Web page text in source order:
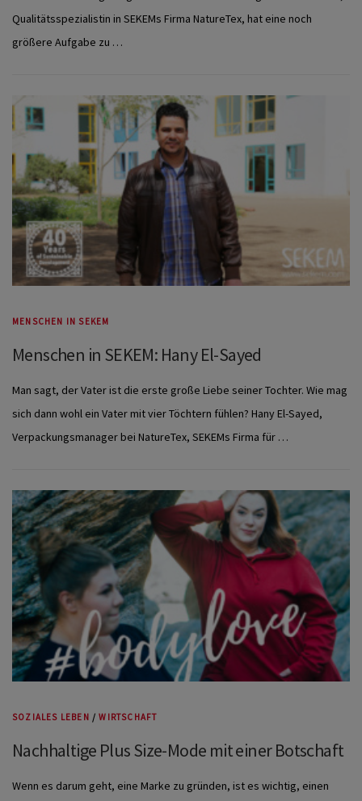
Qualitätsspezialistin in SEKEMs Firma NatureTex, hat eine noch
größere Aufgabe zu …
MENSCHEN IN SEKEM
Menschen in SEKEM: Hany El-Sayed
Man sagt, der Vater ist die erste große Liebe seiner Tochter. Wie mag
sich dann wohl ein Vater mit vier Töchtern fühlen? Hany El-Sayed,
Verpackungsmanager bei NatureTex, SEKEMs Firma für …
SOZIALES LEBEN /WIRTSCHAFT
Nachhaltige Plus Size-Mode mit einer Botschaft
Wenn es darum geht, eine Marke zu gründen, ist es wichtig, einen